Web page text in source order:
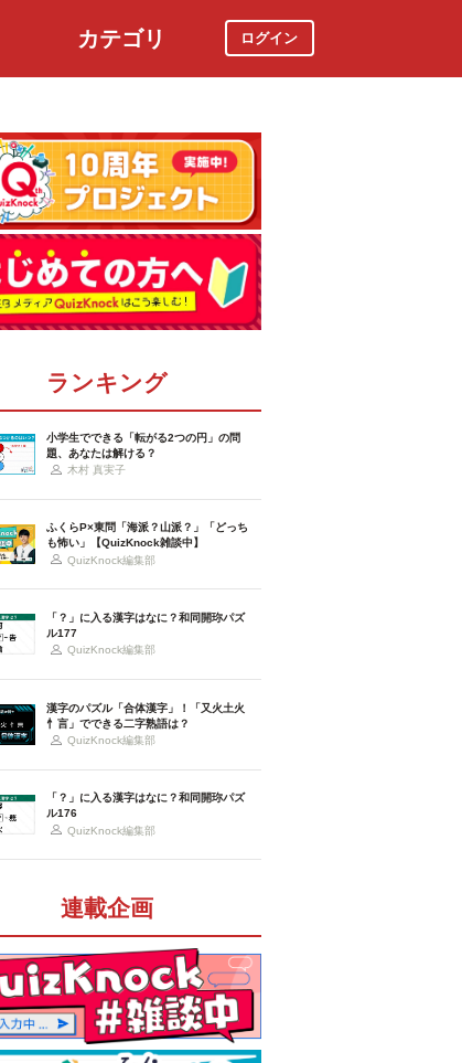
カテゴリ ログイン
ランキング
小学生でできる「転がる2つの円」の問
題、あなたは解ける？
木村 真実子
ふくらP×東問「海派？山派？」「どっち
も怖い」【QuizKnock雑談中】
QuizKnock編集部
「？」に入る漢字はなに？和同開珎パズ
ル177
QuizKnock編集部
漢字のパズル「合体漢字」！「又火土火
忄言」でできる二字熟語は？
QuizKnock編集部
「？」に入る漢字はなに？和同開珎パズ
ル176
QuizKnock編集部
連載企画